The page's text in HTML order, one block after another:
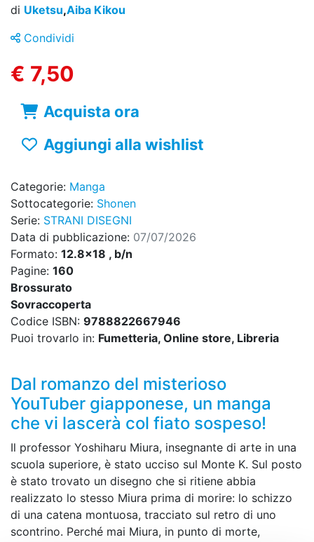
di Uketsu,Aiba Kikou
Condividi
€ 7,50
Acquista ora
Aggiungi alla wishlist
Categorie: Manga
Sottocategorie: Shonen
Serie: STRANI DISEGNI
Data di pubblicazione: 07/07/2026
Formato: 12.8x18 , b/n
Pagine: 160
Brossurato
Sovraccoperta
Codice ISBN: 9788822667946
Puoi trovarlo in: Fumetteria, Online store, Libreria
Dal romanzo del misterioso
YouTuber giapponese, un manga
che vi lascerà col fiato sospeso!
Il professor Yoshiharu Miura, insegnante di arte in una
scuola superiore, è stato ucciso sul Monte K. Sul posto
è stato trovato un disegno che si ritiene abbia
realizzato lo stesso Miura prima di morire: lo schizzo
di una catena montuosa, tracciato sul retro di uno
scontrino. Perché mai Miura, in punto di morte,